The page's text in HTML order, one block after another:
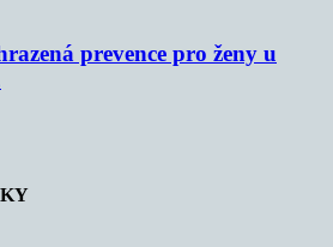
prevence pro ženy u